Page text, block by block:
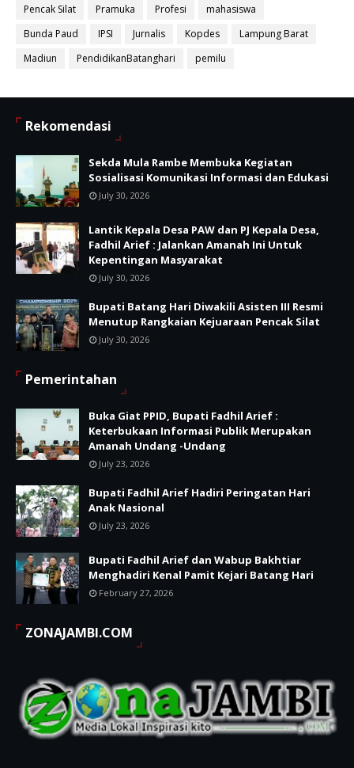
Pencak Silat
Pramuka Profesi
mahasiswa
Bunda Paud
IPSI Jurnalis Kopdes
Lampung Barat
Madiun
PendidikanBatanghari pemilu
Rekomendasi
Sekda Mula Rambe Membuka Kegiatan
Sosialisasi Komunikasi Informasi dan Edukasi
July 30, 2026
Lantik Kepala Desa PAW dan PJ Kepala Desa,
Fadhil Arief : Jalankan Amanah Ini Untuk
Kepentingan Masyarakat
July 30, 2026
Bupati Batang Hari Diwakili Asisten III Resmi
Menutup Rangkaian Kejuaraan Pencak Silat
July 30, 2026
Pemerintahan
Buka Giat PPID, Bupati Fadhil Arief :
Keterbukaan Informasi Publik Merupakan
Amanah Undang -Undang
July 23, 2026
Bupati Fadhil Arief Hadiri Peringatan Hari
Anak Nasional
July 23, 2026
Bupati Fadhil Arief dan Wabup Bakhtiar
Menghadiri Kenal Pamit Kejari Batang Hari
February 27, 2026
ZONAJAMBI.COM